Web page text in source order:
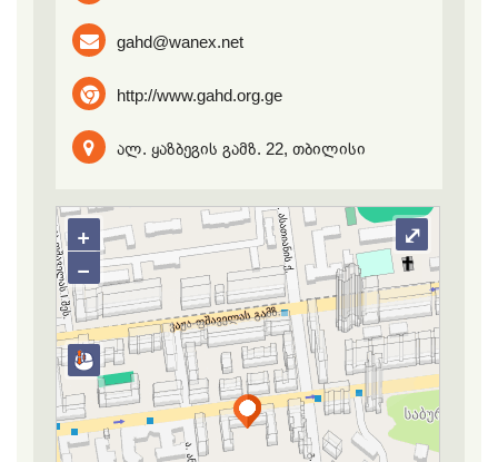
gahd@wanex.net
http://www.gahd.org.ge
ალ. ყაზბეგის გამზ. 22, თბილისი
+
−
⤢